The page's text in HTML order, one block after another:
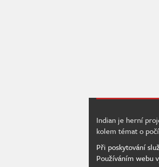
Indian je herní
kolem témat o
Při poskytování
Používáním webu